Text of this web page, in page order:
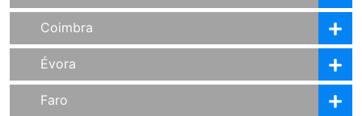
Coimbra
Évora
Faro